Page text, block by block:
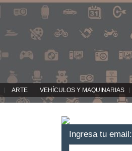
ARTE VEHÍCULOS Y MAQUINARIAS
Ingresa tu email: